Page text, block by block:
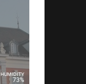
HUMIDITY
73%